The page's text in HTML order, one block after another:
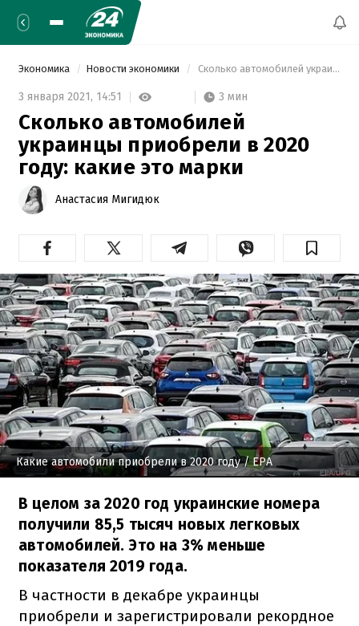
Экономика Новости экономики Сколько автомобилей украинцы приобрели в 2020 году: какие это марки
3 января 2021, 14:51 3 мин
Сколько автомобилей
украинцы приобрели в 2020
году: какие это марки
Анастасия Мигидюк
Какие автомобили приобрели в 2020 году/ EPA
В целом за 2020 год украинские номера
получили 85,5 тысяч новых легковых
автомобилей. Это на 3% меньше
показателя 2019 года.
В частности в декабре украинцы
приобрели и зарегистрировали рекордное